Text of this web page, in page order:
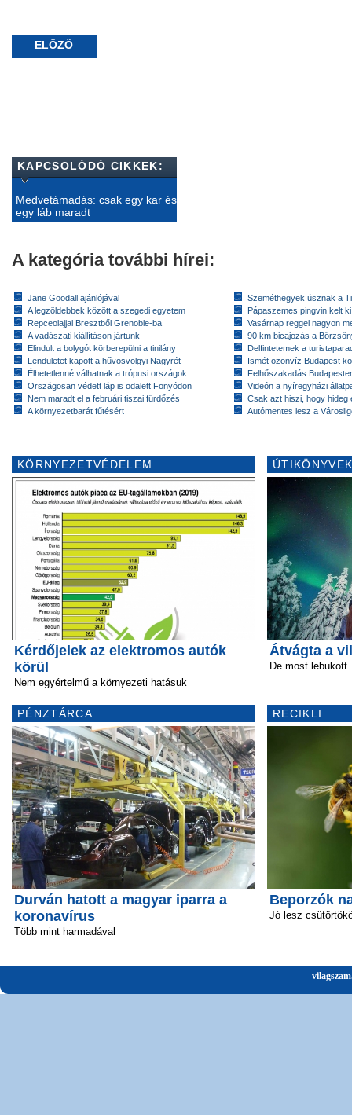
ELŐZŐ
KAPCSOLÓDÓ CIKKEK:
Medvetámadás: csak egy kar és
egy láb maradt
A kategória további hírei:
Jane Goodall ajánlójával
A legzöldebbek között a szegedi egyetem
Repceolajjal Bresztből Grenoble-ba
A vadászati kiállításon jártunk
Elindult a bolygót körberepülni a tinilány
Lendületet kapott a hűvösvölgyi Nagyrét
Élhetetlenné válhatnak a trópusi országok
Országosan védett láp is odalett Fonyódon
Nem maradt el a februári tiszai fürdőzés
A környezetbarát fűtésért
Szeméthegyek úsznak a
Pápaszemes pingvin kelt
Vasárnap reggel nagyon
90 km bicajozás a
Delfintetemek a
Ismét özönvíz Budapest
Felhőszakadás
Videón a nyíregyházi
Csak azt hiszi, hogy hideg
Autómentes lesz a
KÖRNYEZETVÉDELEM
Kérdőjelek az elektromos autók
körül
Nem egyértelmű a környezeti hatásuk
PÉNZTÁRCA
Durván hatott a magyar iparra a
koronavírus
Több mint harmadával
Átvágta a
De most lebukott
RECIKLI
Beporzók
Jó lesz